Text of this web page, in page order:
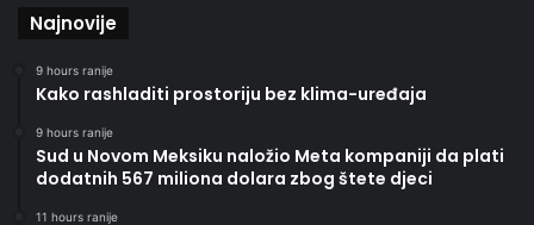
Najnovije
9 hours ranije
Kako rashladiti prostoriju bez klima-uređaja
9 hours ranije
Sud u Novom Meksiku naložio Meta kompaniji da plati
dodatnih 567 miliona dolara zbog štete djeci
11 hours ranije